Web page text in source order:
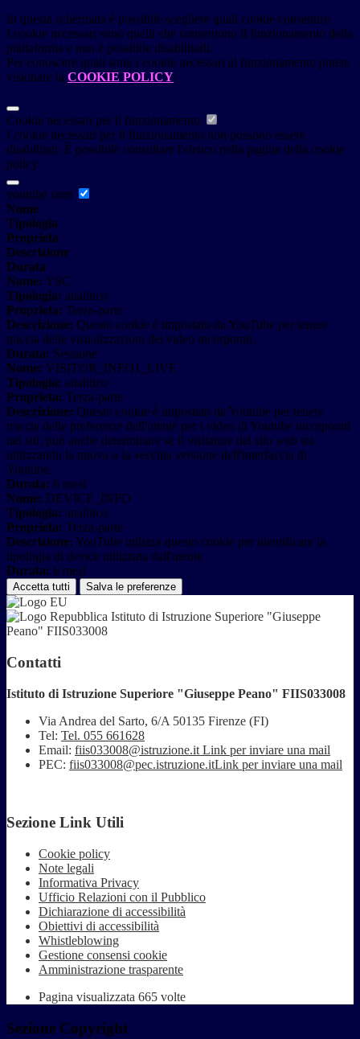
In questa schermata è possibile scegliere quali cookie consentire.
I cookie necessari sono quelli che consentono il funzionamento della
piattaforma e non è possibile disabilitarli.
Per conoscere quali sono i cookie necessari al funzionamento potete
visionare la COOKIE POLICY.
Cookie necessari per il funzionamento
I cookie necessari per il funzionamento non possono essere
disabilitati. È possibile consultare l'elenco nella pagina della cookie
policy.
youtube.com
Nome
Tipologia
Proprieta
Descrizione
Durata
Nome: YSC
Tipologia: analitico
Proprieta: Terza-parte
Descrizione: Questo cookie è impostato da YouTube per tenere
traccia delle visualizzazioni dei video incorporati.
Durata: Sessione
Nome: VISITOR_INFO1_LIVE
Tipologia: analitico
Proprieta: Terza-parte
Descrizione: Questo cookie è impostato da Youtube per tenere
traccia delle preferenze dell'utente per i video di Youtube incorporati
nei siti; può anche determinare se il visitatore del sito web sta
utilizzando la nuova o la vecchia versione dell'interfaccia di
Youtube.
Durata: 6 mesi
Nome: DEVICE_INFO
Tipologia: analitico
Proprieta: Terza-parte
Descrizione: YouTube utilizza questo cookie per identificare la
tipologia di device utilizzata dall'utente
Durata: 6 mesi
Accetta tutti Salva le preferenze
Istituto di Istruzione Superiore "Giuseppe
Peano" FIIS033008
Contatti
Istituto di Istruzione Superiore "Giuseppe Peano" FIIS033008
Via Andrea del Sarto, 6/A 50135 Firenze (FI)
Tel: Tel. 055 661628
Email: fiis033008@istruzione.it Link per inviare una mail
PEC: fiis033008@pec.istruzione.itLink per inviare una mail
Sezione Link Utili
Cookie policy
Note legali
Informativa Privacy
Ufficio Relazioni con il Pubblico
Dichiarazione di accessibilità
Obiettivi di accessibilità
Whistleblowing
Gestione consensi cookie
Amministrazione trasparente
Pagina visualizzata 665 volte
Sezione Copyright